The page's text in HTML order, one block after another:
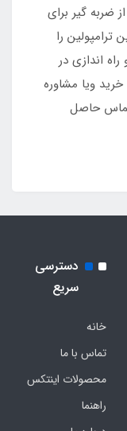
ضربه گیر برای
ترامپولین را
اندازی در
ویا مشاوره
باشماره تلفن 09126389358 تماس حاصل
دسترسی
سریع
خانه
تماس با ما
محصولات اینتکس
راهنما